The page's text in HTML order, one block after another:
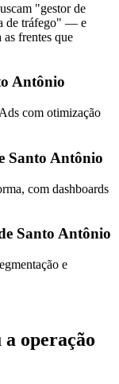
"gestor de
de tráfego" — e
frentes que
Antônio
com otimização
Santo Antônio
com dashboards
Santo Antônio
e
operação